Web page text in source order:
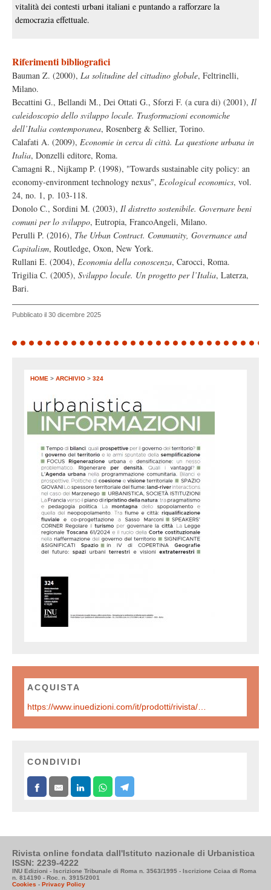
vitalità dei contesti urbani italiani e puntando a rafforzare la
democrazia effettuale.
Riferimenti bibliografici
Bauman Z. (2000), La solitudine del cittadino globale, Feltrinelli,
Milano.
Becattini G., Bellandi M., Dei Ottati G., Sforzi F. (a cura di) (2001), Il
caleidoscopio dello sviluppo locale. Trasformazioni economiche
dell’Italia contemporanea, Rosenberg & Sellier, Torino.
Calafati A. (2009), Economie in cerca di città. La questione urbana in
Italia, Donzelli editore, Roma.
Camagni R., Nijkamp P. (1998), "Towards sustainable city policy: an
economy-environment technology nexus", Ecological economics, vol.
24, no. 1, p. 103-118.
Donolo C., Sordini M. (2003), Il distretto sostenibile. Governare beni
comuni per lo sviluppo, Eutropia, FrancoAngeli, Milano.
Perulli P. (2016), The Urban Contract. Community, Governance and
Capitalism, Routledge, Oxon, New York.
Rullani E. (2004), Economia della conoscenza, Carocci, Roma.
Trigilia C. (2005), Sviluppo locale. Un progetto per l’Italia, Laterza,
Bari.
Pubblicato il 30 dicembre 2025
HOME > ARCHIVIO > 324
ACQUISTA
CONDIVIDI
Rivista online fondata dall'Istituto nazionale di Urbanistica
ISSN: 2239-4222
INU Edizioni - Iscrizione Tribunale di Roma n. 3563/1995 - Iscrizione Cciaa di Roma
n. 814190 - Roc. n. 3915/2001
Cookies - Privacy Policy